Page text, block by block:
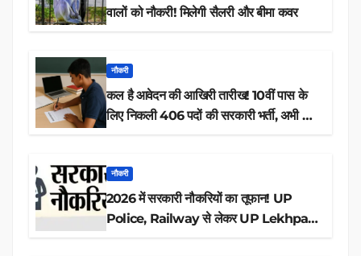
वालों को नौकरी! मिलेगी सैलरी और बीमा कवर
नौकरी
कल है आवेदन की आखिरी तारीख! 10वीं पास के
लिए निकली 406 पदों की सरकारी भर्ती, अभी करें
नौकरी
2026 में सरकारी नौकरियों का तूफान! UP
Police, Railway से लेकर UP Lekhpal